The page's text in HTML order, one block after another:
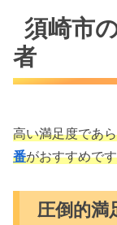
須崎市
者
高い満足度であ
番がおすすめで
圧倒的満